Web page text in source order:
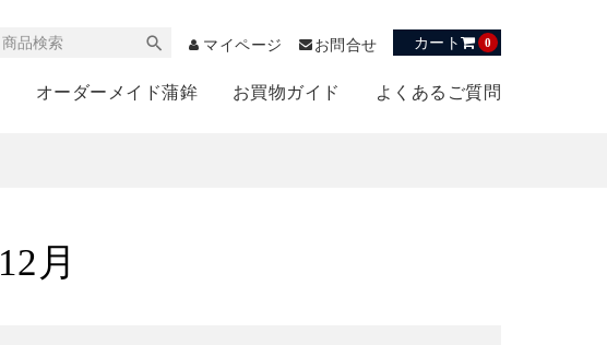
マイページ お問合せ カート 0
オーダーメイド蒲鉾 お買物ガイド よくあるご質問
12月